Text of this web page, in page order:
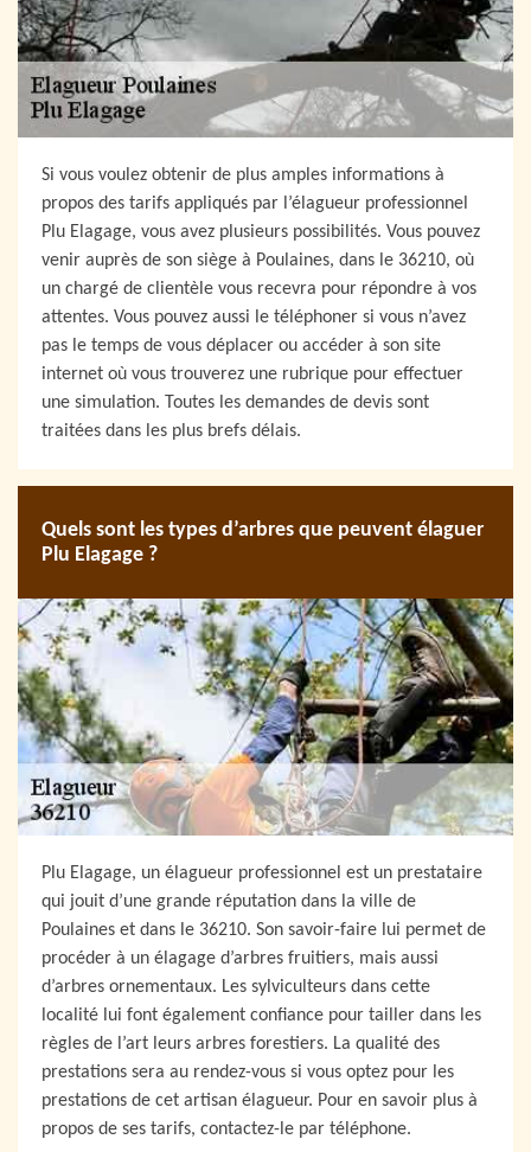
Si vous voulez obtenir de plus amples informations à
propos des tarifs appliqués par l’élagueur professionnel
Plu Elagage, vous avez plusieurs possibilités. Vous pouvez
venir auprès de son siège à Poulaines, dans le 36210, où
un chargé de clientèle vous recevra pour répondre à vos
attentes. Vous pouvez aussi le téléphoner si vous n’avez
pas le temps de vous déplacer ou accéder à son site
internet où vous trouverez une rubrique pour effectuer
une simulation. Toutes les demandes de devis sont
traitées dans les plus brefs délais.
Quels sont les types d’arbres que peuvent élaguer
Plu Elagage ?
Plu Elagage, un élagueur professionnel est un prestataire
qui jouit d’une grande réputation dans la ville de
Poulaines et dans le 36210. Son savoir-faire lui permet de
procéder à un élagage d’arbres fruitiers, mais aussi
d’arbres ornementaux. Les sylviculteurs dans cette
localité lui font également confiance pour tailler dans les
règles de l’art leurs arbres forestiers. La qualité des
prestations sera au rendez-vous si vous optez pour les
prestations de cet artisan élagueur. Pour en savoir plus à
propos de ses tarifs, contactez-le par téléphone.